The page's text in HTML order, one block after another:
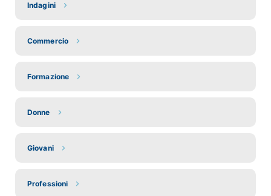
Indagini
Commercio
Formazione
Donne
Giovani
Professioni